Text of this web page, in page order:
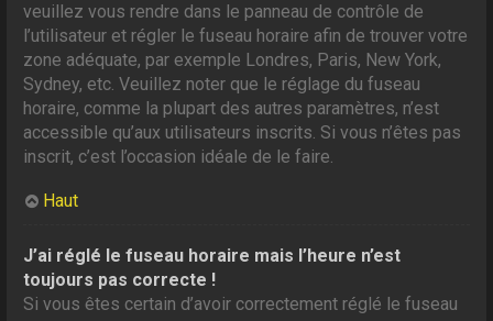
veuillez vous rendre dans le panneau de contrôle de
l’utilisateur et régler le fuseau horaire afin de trouver votre
zone adéquate, par exemple Londres, Paris, New York,
Sydney, etc. Veuillez noter que le réglage du fuseau
horaire, comme la plupart des autres paramètres, n’est
accessible qu’aux utilisateurs inscrits. Si vous n’êtes pas
inscrit, c’est l’occasion idéale de le faire.
Haut
J’ai réglé le fuseau horaire mais l’heure n’est
toujours pas correcte !
Si vous êtes certain d’avoir correctement réglé le fuseau